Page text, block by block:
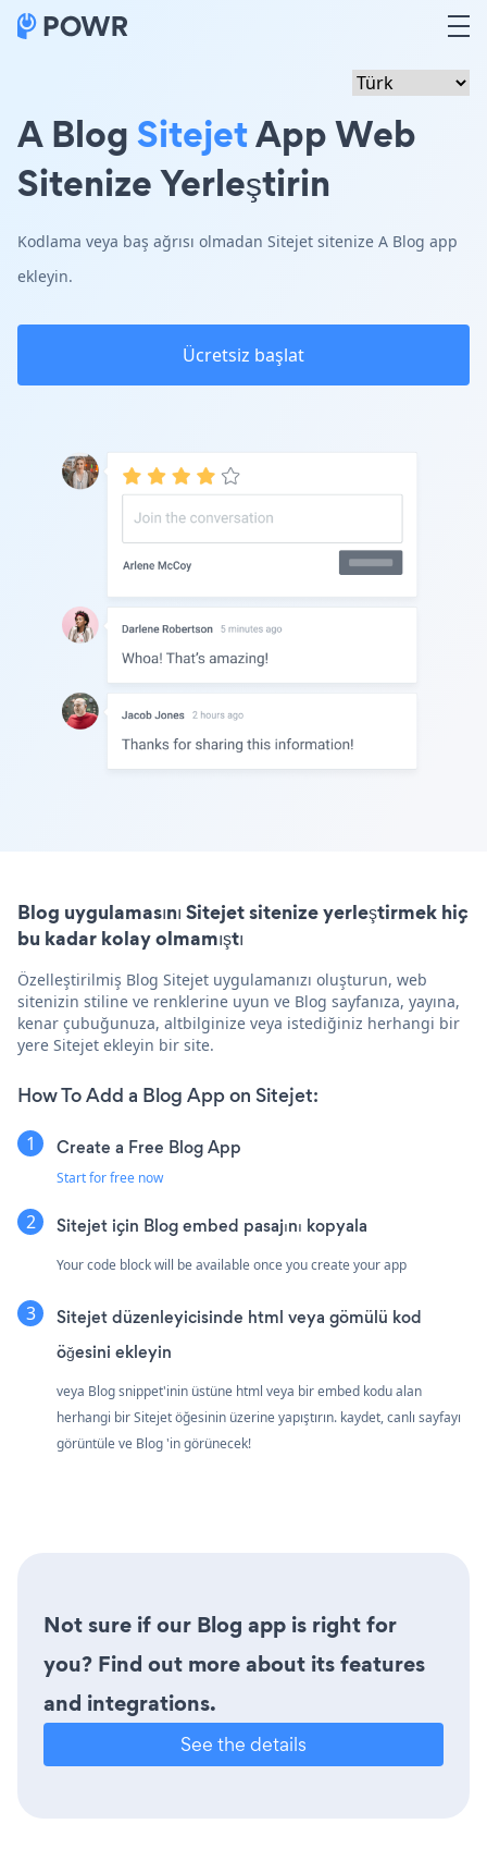
A BlogSitejetApp Web
Sitenize Yerleştirin
Kodlama veya baş ağrısı olmadan Sitejet sitenize A Blog app
ekleyin.
Ücretsiz başlat
Blog uygulamasını Sitejet sitenize yerleştirmek hiç
bu kadar kolay olmamıştı
Özelleştirilmiş Blog Sitejet uygulamanızı oluşturun, web
sitenizin stiline ve renklerine uyun ve Blog sayfanıza, yayına,
kenar çubuğunuza, altbilginize veya istediğiniz herhangi bir
yere Sitejet ekleyin bir site.
How To Add a Blog App on Sitejet:
Create a Free Blog App
Start for free now
Sitejet için Blog embed pasajını kopyala
Your code block will be available once you create your app
Sitejet düzenleyicisinde html veya gömülü kod
öğesini ekleyin
veya Blog snippet'inin üstüne html veya bir embed kodu alan
herhangi bir Sitejet öğesinin üzerine yapıştırın. kaydet, canlı sayfayı
görüntüle ve Blog 'in görünecek!
Not sure if our Blog app is right for
you? Find out more about its features
and integrations.
See the details